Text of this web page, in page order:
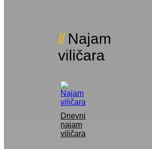
Najam
viličara
Dnevni
najam
viličara